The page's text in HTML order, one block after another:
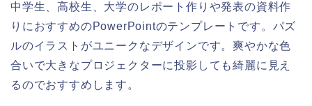
中学生、高校生、大学のレポート作りや発表の資料作
りにおすすめのPowerPointのテンプレートです。パズ
ルのイラストがユニークなデザインです。爽やかな色
合いで大きなプロジェクターに投影しても綺麗に見え
るのでおすすめします。